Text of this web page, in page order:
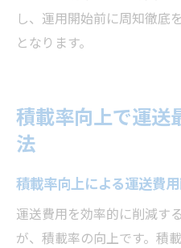
し、運用開始前に周知徹底
となります。
積載率向上で運送
法
積載率向上による運送費
運送費用を効率的に削減す
が、積載率の向上です。積